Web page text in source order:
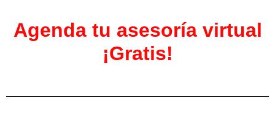
Agenda tu asesoría virtual
¡Gratis!